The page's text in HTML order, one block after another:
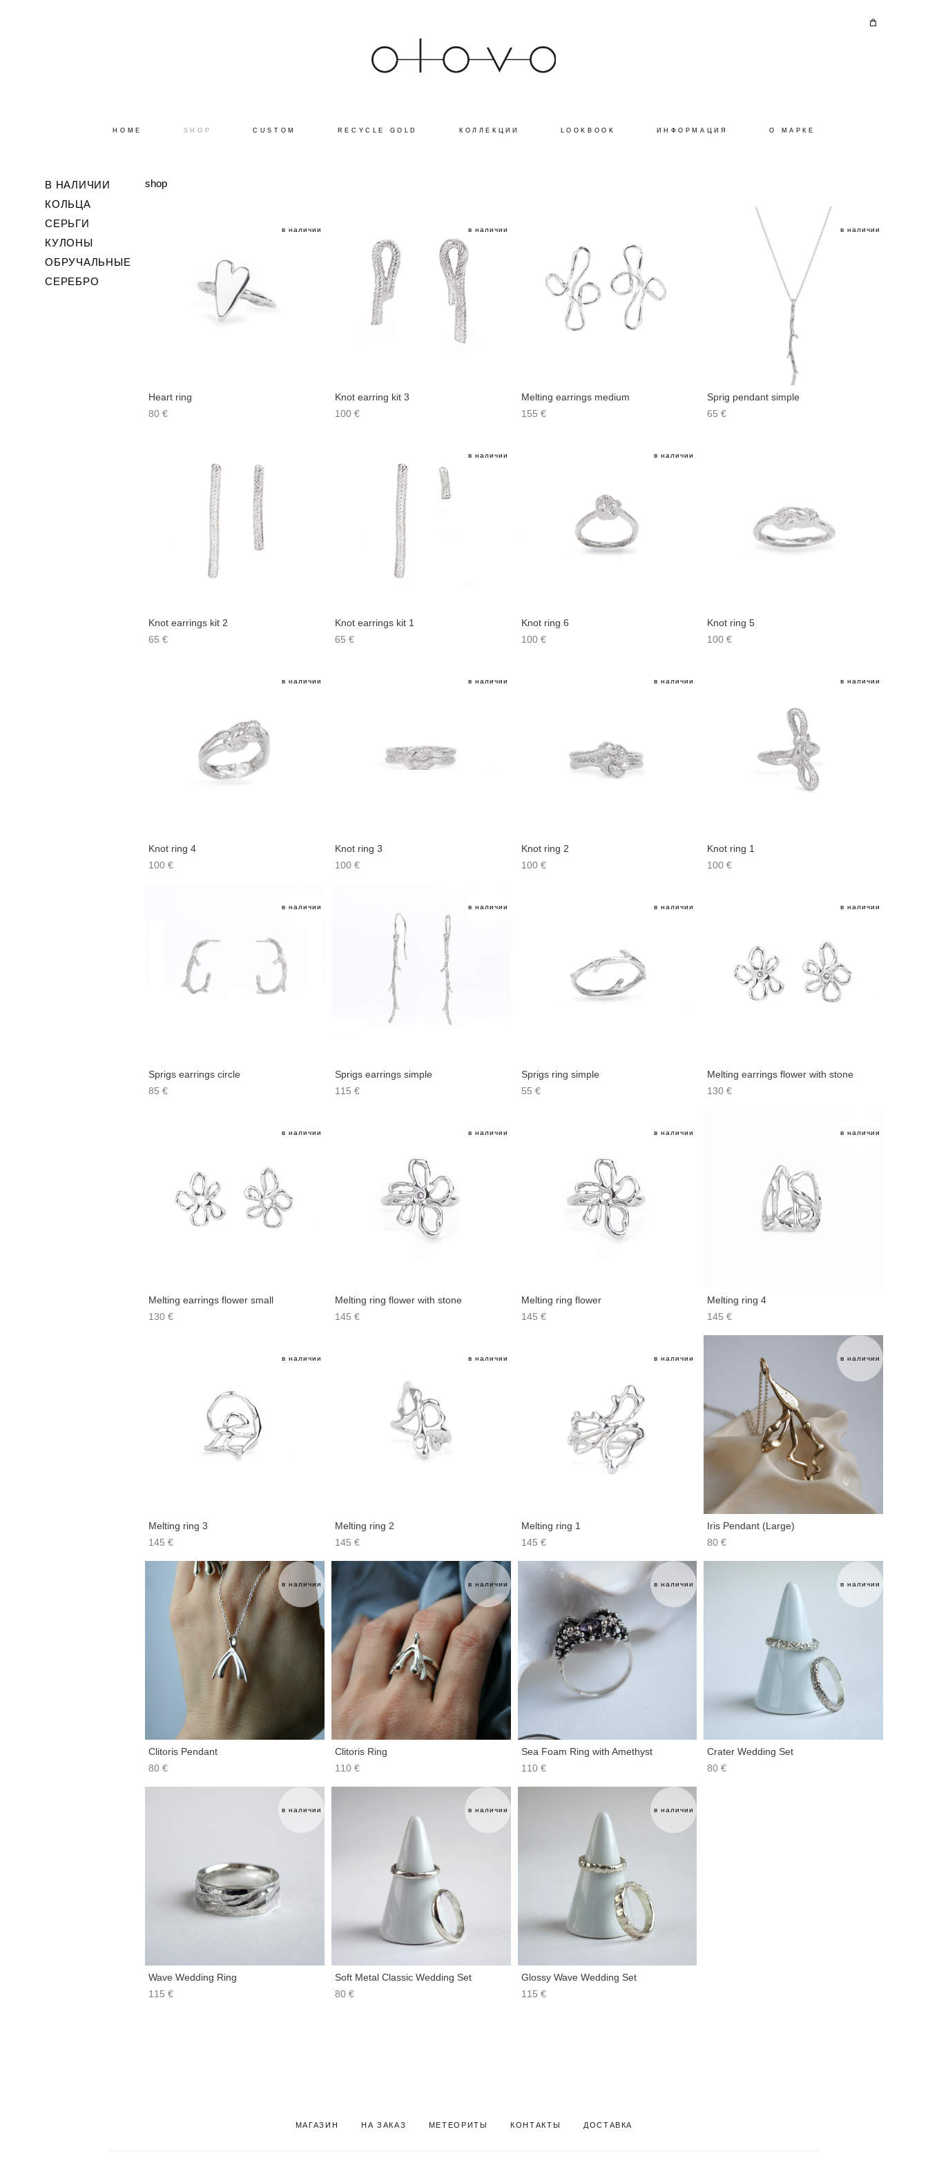
HOME SHOP CUSTOM RECYCLE GOLD КОЛЛЕКЦИИ LOOKBOOK ИНФОРМАЦИЯ О МАРКЕ
В НАЛИЧИИ
КОЛЬЦА
СЕРЬГИ
КУЛОНЫ
ОБРУЧАЛЬНЫЕ
СЕРЕБРО
shop
в наличии
Heart ring
80 €
в наличии
Knot earring kit 3
100 €
Melting earrings medium
155 €
в наличии
Sprig pendant simple
65 €
Knot earrings kit 2
65 €
в наличии
Knot earrings kit 1
65 €
в наличии
Knot ring 6
100 €
Knot ring 5
100 €
в наличии
Knot ring 4
100 €
в наличии
Knot ring 3
100 €
в наличии
Knot ring 2
100 €
в наличии
Knot ring 1
100 €
в наличии
Sprigs earrings circle
85 €
в наличии
Sprigs earrings simple
115 €
в наличии
Sprigs ring simple
55 €
в наличии
Melting earrings flower with stone
130 €
в наличии
Melting earrings flower small
130 €
в наличии
Melting ring flower with stone
145 €
в наличии
Melting ring flower
145 €
в наличии
Melting ring 4
145 €
в наличии
Melting ring 3
145 €
в наличии
Melting ring 2
145 €
в наличии
Melting ring 1
145 €
в наличии
Iris Pendant (Large)
80 €
в наличии
Clitoris Pendant
80 €
в наличии
Clitoris Ring
110 €
в наличии
Sea Foam Ring with Amethyst
110 €
в наличии
Crater Wedding Set
80 €
в наличии
Wave Wedding Ring
115 €
в наличии
Soft Metal Classic Wedding Set
80 €
в наличии
Glossy Wave Wedding Set
115 €
МАГАЗИН НА ЗАКАЗ МЕТЕОРИТЫ КОНТАКТЫ ДОСТАВКА